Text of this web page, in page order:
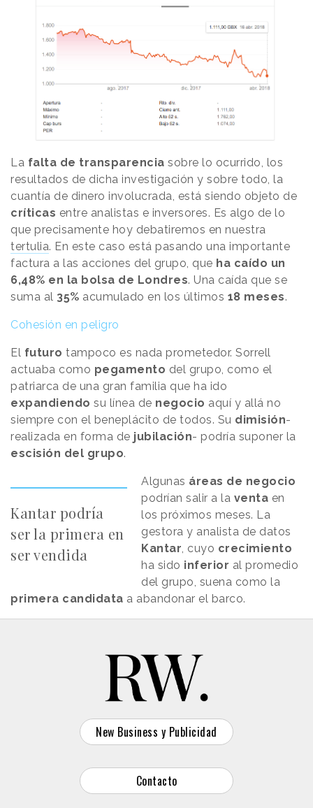
La falta de transparencia sobre lo ocurrido, los
resultados de dicha investigación y sobre todo, la
cuantía de dinero involucrada, está siendo objeto de
críticas entre analistas e inversores. Es algo de lo
que precisamente hoy debatiremos en nuestra
tertulia. En este caso está pasando una importante
factura a las acciones del grupo, que ha caído un
6,48% en la bolsa de Londres. Una caída que se
suma al 35% acumulado en los últimos 18 meses.
Cohesión en peligro
El futuro tampoco es nada prometedor. Sorrell
actuaba como pegamento del grupo, como el
patriarca de una gran familia que ha ido
expandiendo su línea de negocio aquí y allá no
siempre con el beneplácito de todos. Su dimisión-
realizada en forma de jubilación- podría suponer la
escisión del grupo.
Kantar podría
ser la primera en
ser vendida
Algunas áreas de negocio
podrían salir a la venta en
los próximos meses. La
gestora y analista de datos
Kantar , cuyo crecimiento
ha sido inferior al promedio
del grupo, suena como la
primera candidata a abandonar el barco.
New Business y Publicidad
Contacto